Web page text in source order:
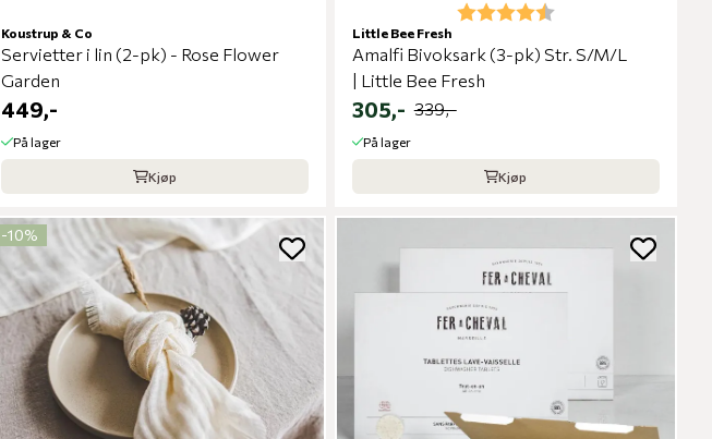
Koustrup & Co
Servietter i lin (2-pk) - Rose Flower
Garden
449,-
På lager
Kjøp
Karakter: 4.3 av 5 mulige
Little Bee Fresh
Amalfi Bivoksark (3-pk) Str. S/M/L
| Little Bee Fresh
305,- 339,-
På lager
Kjøp
-10%